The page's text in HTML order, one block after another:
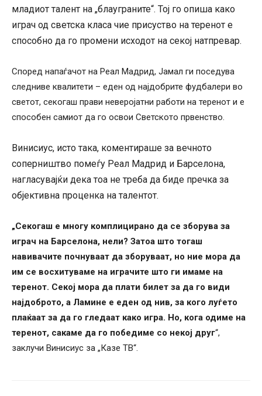
младиот талент на „блауграните“. Тој го опиша како
играч од светска класа чие присуство на теренот е
способно да го промени исходот на секој натпревар.
Според напаѓачот на Реал Мадрид, Јамал ги ​​поседува
следниве квалитети – еден од најдобрите фудбалери во
светот, секогаш прави неверојатни работи на теренот и е
способен самиот да го освои Светското првенство.
Винисиус, исто така, коментираше за вечното
соперништво помеѓу Реал Мадрид и Барселона,
нагласувајќи дека тоа не треба да биде пречка за
објективна проценка на талентот.
„Секогаш е многу комплицирано да се зборува за
играч на Барселона, нели? Затоа што тогаш
навивачите почнуваат да зборуваат, но ние мора да
им се восхитуваме на играчите што ги имаме на
теренот. Секој мора да плати билет за да го види
најдоброто, а Ламине е еден од нив, за кого луѓето
плаќаат за да го гледаат како игра. Но, кога одиме на
теренот, сакаме да го победиме со некој друг“,
заклучи Винисиус за „Казе ТВ“.